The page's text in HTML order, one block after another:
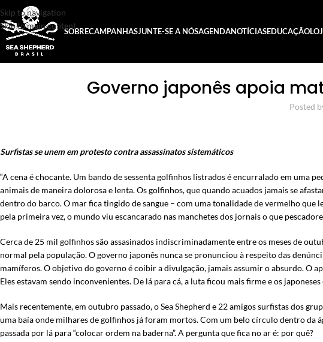
Skip to navigation
Skip to main content
SOBRECAMPANHASJUNTE-SE A NÓSAGENDANOTÍCIASEDUCAÇÃO
Governo japonês apoia
Posted
Surfistas se unem em protesto contra assassinatos sistemáticos
“A cena é chocante. Um bando de sessenta golfinhos listrados é encurralado em uma
animais de maneira dolorosa e lenta. Os golfinhos, que quando acuados jamais se
dentro do barco. O mar fica tingido de sangue – com uma tonalidade de vermelho que
pela primeira vez, o mundo viu escancarado nas manchetes dos jornais o que
Cerca de 25 mil golfinhos são assasinados indiscriminadamente entre os meses de
normal pela população. O governo japonês nunca se pronunciou à respeito das
mamíferos. O objetivo do governo é coibir a divulgação, jamais assumir o absurdo. O
Eles estavam sendo inconvenientes. De lá para cá, a luta ficou mais firme e os
Mais recentemente, em outubro passado, o Sea Shepherd e 22 amigos surfistas dos
uma baía onde milhares de golfinhos já foram mortos. Com um belo círculo dentro da
passada por lá para “colocar ordem na baderna”. A pergunta que fica no ar é: por quê?